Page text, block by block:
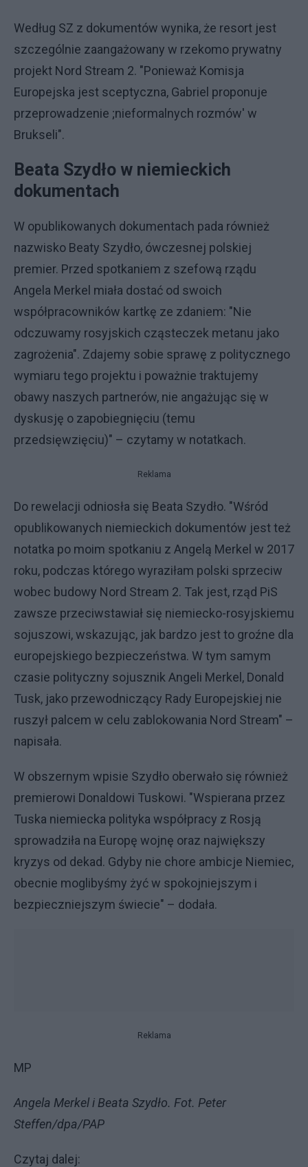
Według SZ z dokumentów wynika, że resort jest
szczególnie zaangażowany w rzekomo prywatny
projekt Nord Stream 2. "Ponieważ Komisja
Europejska jest sceptyczna, Gabriel proponuje
przeprowadzenie ;nieformalnych rozmów' w
Brukseli".
Beata Szydło w niemieckich
dokumentach
W opublikowanych dokumentach pada również
nazwisko Beaty Szydło, ówczesnej polskiej
premier. Przed spotkaniem z szefową rządu
Angela Merkel miała dostać od swoich
współpracowników kartkę ze zdaniem: "Nie
odczuwamy rosyjskich cząsteczek metanu jako
zagrożenia". Zdajemy sobie sprawę z politycznego
wymiaru tego projektu i poważnie traktujemy
obawy naszych partnerów, nie angażując się w
dyskusję o zapobiegnięciu (temu
przedsięwzięciu)" – czytamy w notatkach.
Reklama
Do rewelacji odniosła się Beata Szydło. "Wśród
opublikowanych niemieckich dokumentów jest też
notatka po moim spotkaniu z Angelą Merkel w 2017
roku, podczas którego wyraziłam polski sprzeciw
wobec budowy Nord Stream 2. Tak jest, rząd PiS
zawsze przeciwstawiał się niemiecko-rosyjskiemu
sojuszowi, wskazując, jak bardzo jest to groźne dla
europejskiego bezpieczeństwa. W tym samym
czasie polityczny sojusznik Angeli Merkel, Donald
Tusk, jako przewodniczący Rady Europejskiej nie
ruszył palcem w celu zablokowania Nord Stream" –
napisała.
W obszernym wpisie Szydło oberwało się również
premierowi Donaldowi Tuskowi. "Wspierana przez
Tuska niemiecka polityka współpracy z Rosją
sprowadziła na Europę wojnę oraz największy
kryzys od dekad. Gdyby nie chore ambicje Niemiec,
obecnie moglibyśmy żyć w spokojniejszym i
bezpieczniejszym świecie" – dodała.
Reklama
MP
Angela Merkel i Beata Szydło. Fot. Peter
Steffen/dpa/PAP
Czytaj dalej: